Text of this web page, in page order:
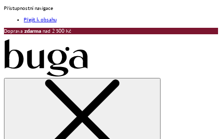
Přístupnostní navigace
Přejít k obsahu
Doprava zdarma nad 2 500 Kč